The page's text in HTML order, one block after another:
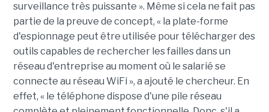
surveillance très puissante ». Même si cela ne fait pas
partie de la preuve de concept, « la plate-forme
d'espionnage peut être utilisée pour télécharger des
outils capables de rechercher les failles dans un
réseau d'entreprise au moment où le salarié se
connecte au réseau WiFi », a ajouté le chercheur. En
effet, « le téléphone dispose d'une pile réseau